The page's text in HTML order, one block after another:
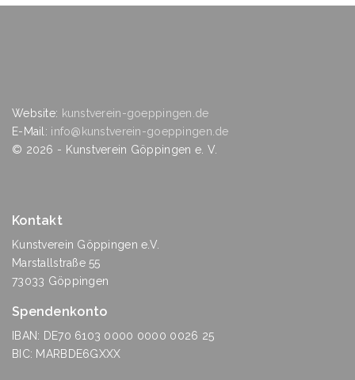
Website: kunstverein-goeppingen.de
E-Mail: info@kunstverein-goeppingen.de
© 2026 - Kunstverein Göppingen e. V.
Kontakt
Kunstverein Göppingen e.V.
Marstallstraße 55
73033 Göppingen
Spendenkonto
IBAN: DE70 6103 0000 0000 0026 25
BIC: MARBDE6GXXX